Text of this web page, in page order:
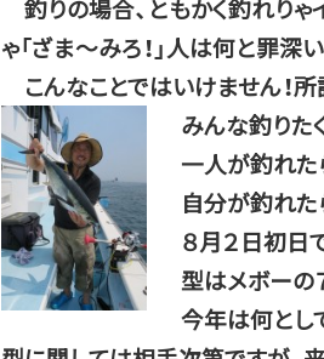
釣りの場合、ともかく釣れりゃ
ゃ「ざま～みろ！」人は何と罪深
こんなことではいけません！
みんな釣りた
一人が釣れた
自分が釣れた
８月２日初日
型はメボーの
今年は何とし